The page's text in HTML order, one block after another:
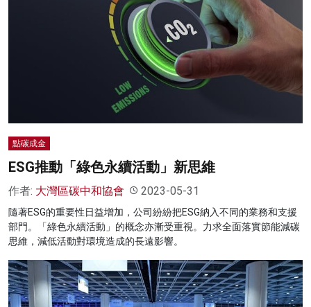
點碳成金
ESG推動「綠色永續活動」新思維
作者: 大灣區碳中和協會 2023-05-31
隨著ESG的重要性日益增加，公司紛紛把ESG納入不同的業務和支援
部門。「綠色永續活動」的概念亦漸受重視。力求全面落實節能減碳
思維，減低活動對環境造成的長遠影響。